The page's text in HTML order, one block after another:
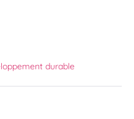
durable